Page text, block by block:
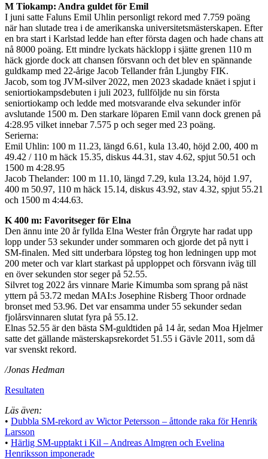
M Tiokamp: Andra guldet för Emil
I juni satte Faluns Emil Uhlin personligt rekord med 7.759 poäng
när han slutade trea i de amerikanska universitetsmästerskapen. Efter
en bra start i Karlstad ledde han efter första dagen och hade chans att
nå 8000 poäng. Ett mindre lyckats häcklopp i sjätte grenen 110 m
häck gjorde dock att chansen försvann och det blev en spännande
guldkamp med 22-årige Jacob Tellander från Ljungby FIK.
Jacob, som tog JVM-silver 2022, men 2023 skadade knäet i spjut i
seniortiokampsdebuten i juli 2023, fullföljde nu sin första
seniortiokamp och ledde med motsvarande elva sekunder inför
avslutande 1500 m. Den starkare löparen Emil vann dock grenen på
4:28.95 vilket innebar 7.575 p och seger med 23 poäng.
Serierna:
Emil Uhlin: 100 m 11.23, längd 6.61, kula 13.40, höjd 2.00, 400 m
49.42 / 110 m häck 15.35, diskus 44.31, stav 4.62, spjut 50.51 och
1500 m 4:28.95
Jacob Thelander: 100 m 11.10, längd 7.29, kula 13.24, höjd 1.97,
400 m 50.97, 110 m häck 15.14, diskus 43.92, stav 4.32, spjut 55.21
och 1500 m 4:44.63.
K 400 m: Favoritseger för Elna
Den ännu inte 20 år fyllda Elna Wester från Örgryte har radat upp
lopp under 53 sekunder under sommaren och gjorde det på nytt i
SM-finalen. Med sitt underbara löpsteg tog hon ledningen upp mot
200 meter och var klart starkast på upploppet och försvann iväg till
en över sekunden stor seger på 52.55.
Silvret tog 2022 års vinnare Marie Kimumba som sprang på näst
yttern på 53.72 medan MAI:s Josephine Risberg Thoor ordnade
bronset med 53.96. Det var ensamma under 55 sekunder sedan
fjolårsvinnaren slutat fyra på 55.12.
Elnas 52.55 är den bästa SM-guldtiden på 14 år, sedan Moa Hjelmer
satte det gällande mästerskapsrekordet 51.55 i Gävle 2011, som då
var svenskt rekord.
/Jonas Hedman
Resultaten
Läs även:
• Dubbla SM-rekord av Wictor Petersson – åttonde raka för Henrik
Larsson
• Härlig SM-upptakt i Kil – Andreas Almgren och Evelina
Henriksson imponerade